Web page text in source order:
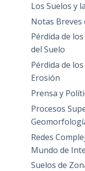
Los Suelos y
Notas Breves
Pérdida de
del Suelo
Pérdida de
Erosión
Prensa y
Procesos
Redes
Mundo de
Suelos de